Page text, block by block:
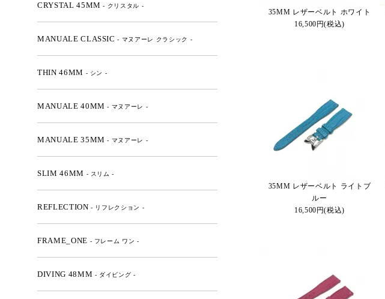
35MM レザーベルト ホワイト
16,500円(税込)
35MM レザーベルト ライトブ
ルー
16,500円(税込)
CRYSTAL 45MM- クリスタル -
MANUALE CLASSIC- マヌアーレ クラシック -
THIN 46MM - シン -
MANUALE 40MM- マヌアーレ -
MANUALE 35MM- マヌアーレ -
SLIM 46MM - スリム -
REFLECTION- リフレクション -
FRAME_ONE - フレーム ワン -
DIVING 48MM - ダイビング -